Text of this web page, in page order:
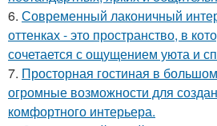
6. Современный лаконичный
оттенках - это пространство, в
сочетается с ощущением уюта и
7. Просторная гостиная в
огромные возможности для
комфортного интерьера.